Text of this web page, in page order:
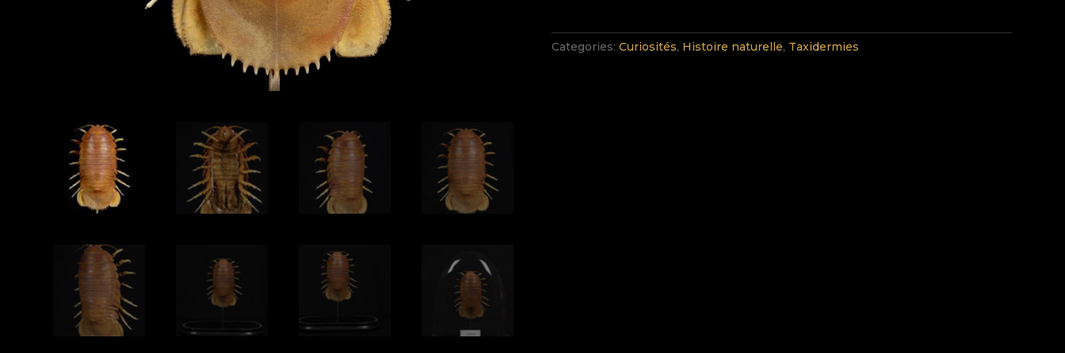
Categories:Curiosités, Histoire naturelle, Taxidermies